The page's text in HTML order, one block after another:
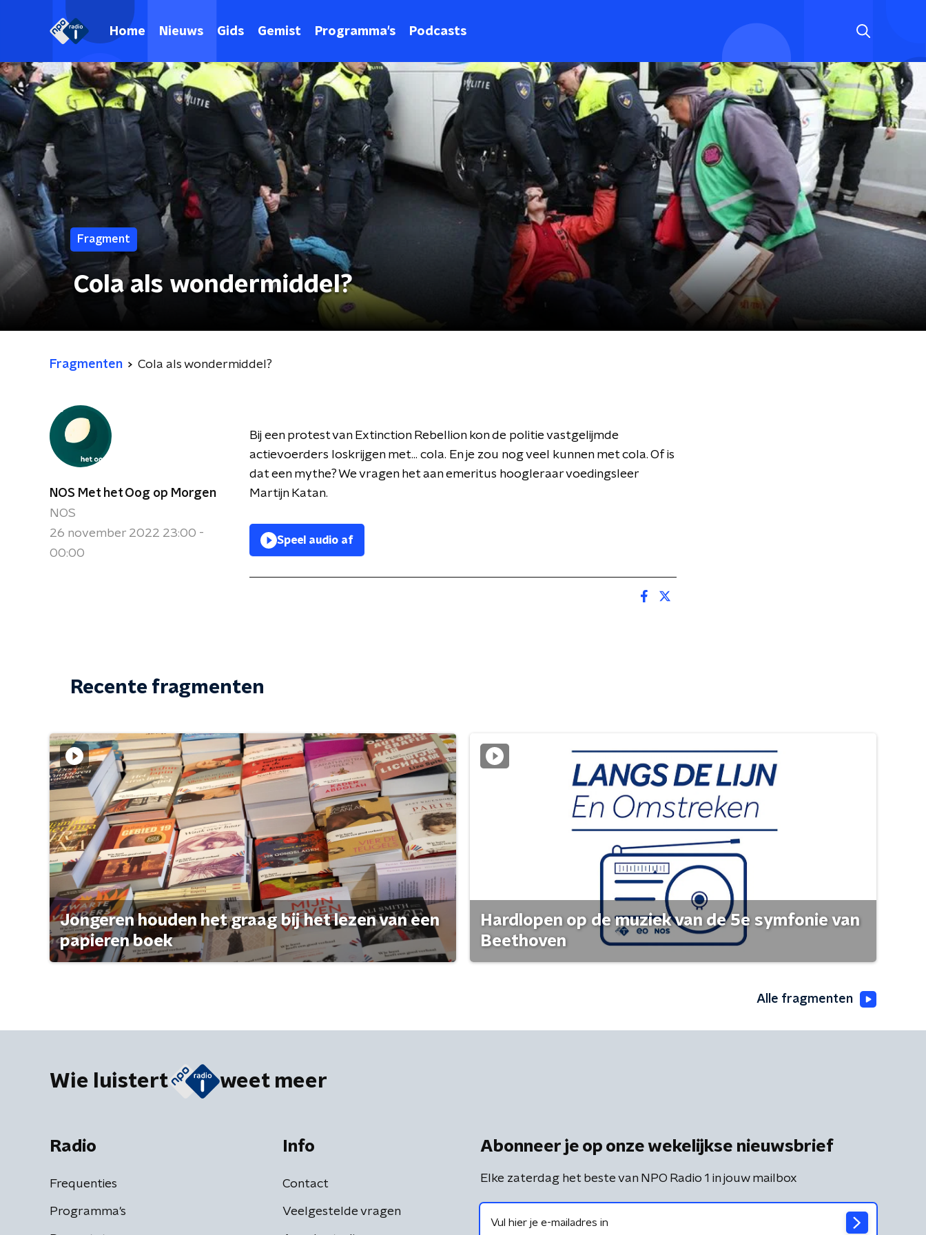
Home Nieuws Gids Gemist Programma's Podcasts
Fragment
Cola als wondermiddel?
Fragmenten Cola als wondermiddel?
NOS Met het Oog op Morgen
NOS
26 november 2022 23:00 -
00:00
Bij een protest van Extinction Rebellion kon de politie vastgelijmde
actievoerders loskrijgen met... cola. En je zou nog veel kunnen met cola. Of is
dat een mythe? We vragen het aan emeritus hoogleraar voedingsleer
Martijn Katan.
Speel audio af
Recente fragmenten
Jongeren houden het graag bij het lezen van een
papieren boek
Hardlopen op de muziek van de 5e symfonie van
Beethoven
Alle fragmenten
Wie luistert weet meer
Radio
Frequenties
Programma's
Info
Contact
Veelgestelde vragen
Abonneer je op onze wekelijkse nieuwsbrief
Elke zaterdag het beste van NPO Radio 1 in jouw mailbox